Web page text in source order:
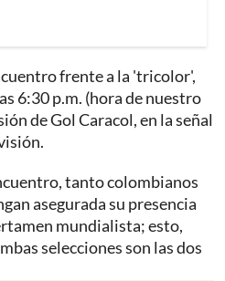
frente a la 'tricolor',
6:30 p.m. (hora de nuestro
de Gol Caracol, en la señal
tanto colombianos
asegurada su presencia
mundialista; esto,
selecciones son las dos